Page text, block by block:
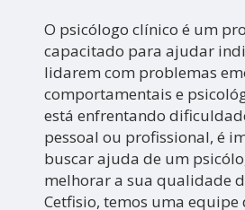
O psicólogo clínico é um
capacitado para ajudar
lidarem com problemas
comportamentais e
está enfrentando
pessoal ou profissional, é
buscar ajuda de um
melhorar a sua qualidade
Cetfisio, temos uma equipe